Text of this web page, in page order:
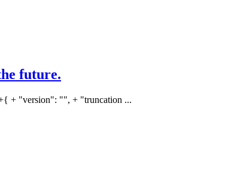
future.
+ "version": "", + "truncation ...